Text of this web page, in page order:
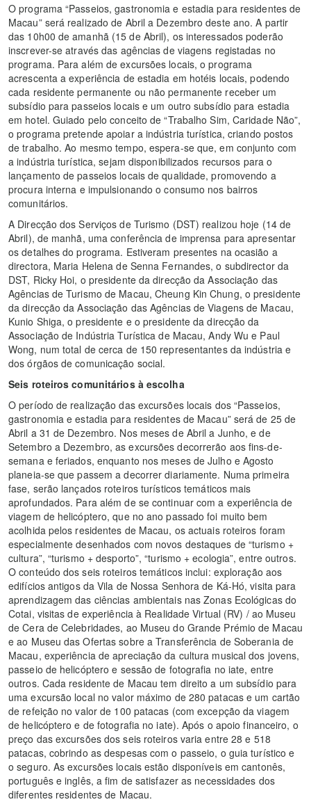
O programa “Passeios, gastronomia e estadia para residentes de
Macau” será realizado de Abril a Dezembro deste ano. A partir
das 10h00 de amanhã (15 de Abril), os interessados poderão
inscrever-se através das agências de viagens registadas no
programa. Para além de excursões locais, o programa
acrescenta a experiência de estadia em hotéis locais, podendo
cada residente permanente ou não permanente receber um
subsídio para passeios locais e um outro subsídio para estadia
em hotel. Guiado pelo conceito de “Trabalho Sim, Caridade Não”,
o programa pretende apoiar a indústria turística, criando postos
de trabalho. Ao mesmo tempo, espera-se que, em conjunto com
a indústria turística, sejam disponibilizados recursos para o
lançamento de passeios locais de qualidade, promovendo a
procura interna e impulsionando o consumo nos bairros
comunitários.
A Direcção dos Serviços de Turismo (DST) realizou hoje (14 de
Abril), de manhã, uma conferência de imprensa para apresentar
os detalhes do programa. Estiveram presentes na ocasião a
directora, Maria Helena de Senna Fernandes, o subdirector da
DST, Ricky Hoi, o presidente da direcção da Associação das
Agências de Turismo de Macau, Cheung Kin Chung, o presidente
da direcção da Associação das Agências de Viagens de Macau,
Kunio Shiga, o presidente e o presidente da direcção da
Associação de Indústria Turística de Macau, Andy Wu e Paul
Wong, num total de cerca de 150 representantes da indústria e
dos órgãos de comunicação social.
Seis roteiros comunitários à escolha
O período de realização das excursões locais dos “Passeios,
gastronomia e estadia para residentes de Macau” será de 25 de
Abril a 31 de Dezembro. Nos meses de Abril a Junho, e de
Setembro a Dezembro, as excursões decorrerão aos fins-de-
semana e feriados, enquanto nos meses de Julho e Agosto
planeia-se que passem a decorrer diariamente. Numa primeira
fase, serão lançados roteiros turísticos temáticos mais
aprofundados. Para além de se continuar com a experiência de
viagem de helicóptero, que no ano passado foi muito bem
acolhida pelos residentes de Macau, os actuais roteiros foram
especialmente desenhados com novos destaques de “turismo +
cultura”, “turismo + desporto”, “turismo + ecologia”, entre outros.
O conteúdo dos seis roteiros temáticos inclui: exploração aos
edifícios antigos da Vila de Nossa Senhora de Ká-Hó, visita para
aprendizagem das ciências ambientais nas Zonas Ecológicas do
Cotai, visitas de experiência à Realidade Virtual (RV) / ao Museu
de Cera de Celebridades, ao Museu do Grande Prémio de Macau
e ao Museu das Ofertas sobre a Transferência de Soberania de
Macau, experiência de apreciação da cultura musical dos jovens,
passeio de helicóptero e sessão de fotografia no iate, entre
outros. Cada residente de Macau tem direito a um subsídio para
uma excursão local no valor máximo de 280 patacas e um cartão
de refeição no valor de 100 patacas (com excepção da viagem
de helicóptero e de fotografia no iate). Após o apoio financeiro, o
preço das excursões dos seis roteiros varia entre 28 e 518
patacas, cobrindo as despesas com o passeio, o guia turístico e
o seguro. As excursões locais estão disponíveis em cantonês,
português e inglês, a fim de satisfazer as necessidades dos
diferentes residentes de Macau.